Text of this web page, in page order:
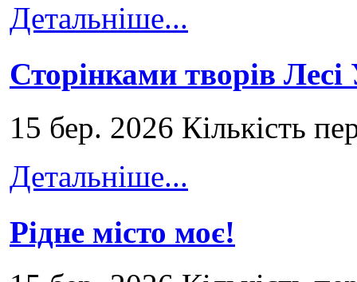
Детальніше...
Сторінками творів
15 бер. 2026 Кількість
Детальніше...
Рідне місто моє!